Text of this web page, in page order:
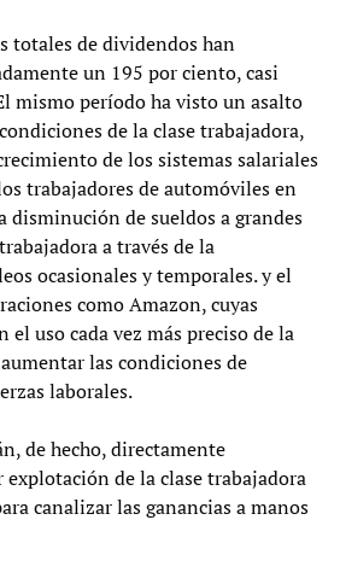
totales de dividendos han
un 195 por ciento, casi
mismo período ha visto un asalto
de la clase trabajadora,
de los sistemas salariales
trabajadores de automóviles en
disminución de sueldos a grandes
a través de la
ocasionales y temporales. y el
como Amazon, cuyas
el uso cada vez más preciso de la
las condiciones de
laborales.
de hecho, directamente
explotación de la clase trabajadora
canalizar las ganancias a manos